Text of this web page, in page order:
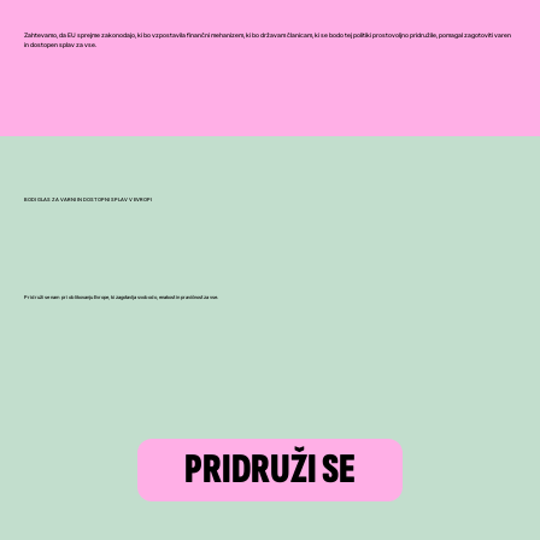
Zahtevamo, da EU sprejme zakonodajo, ki bo vzpostavila finančni mehanizem, ki bo državam članicam, ki se bodo tej politiki prostovoljno pridružile, pomagal zagotoviti varen
in dostopen splav za vse.
PRIDRUŽI SE
Pridruži se nam pri oblikovanju Evrope, ki zagotavlja svobodo, enakost in pravičnost za vse.
BODI GLAS ZA VARNI IN DOSTOPNI SPLAV V EVROPI